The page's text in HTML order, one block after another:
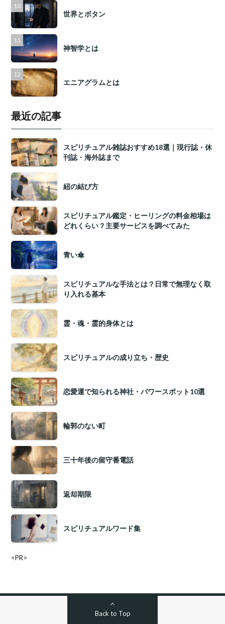
世界とボタン
神智学とは
エニアグラムとは
最近の記事
スピリチュアル雑誌おすすめ18選｜現行誌・休
刊誌・海外誌まで
紐の結び方
スピリチュアル鑑定・ヒーリングの料金相場は
どれくらい？主要サービスを調べてみた
青い傘
スピリチュアルな手法とは？日常で無理なく取
り入れる基本
霊・魂・霊的身体とは
スピリチュアルの成り立ち・歴史
恋愛運で知られる神社・パワースポット10選
輪郭のない町
三十年後の留守番電話
返却期限
スピリチュアルワード集
<PR>
Back to Top